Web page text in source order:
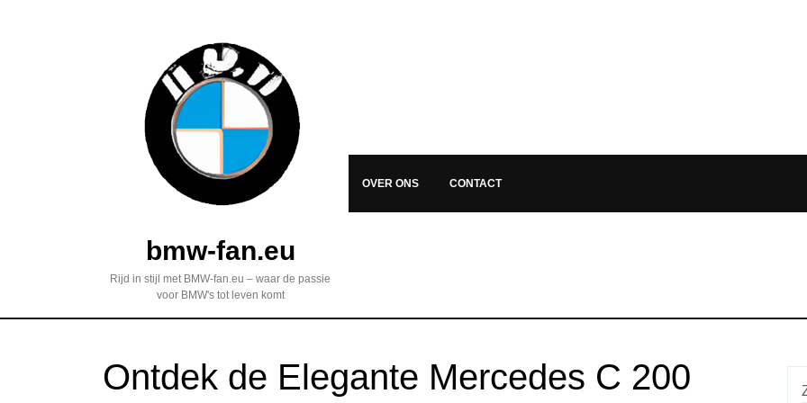
bmw-fan.eu
Rijd in stijl met BMW-fan.eu – waar de passie
voor BMW's tot leven komt
OVER ONS CONTACT
Ontdek de Elegante Mercedes C 200